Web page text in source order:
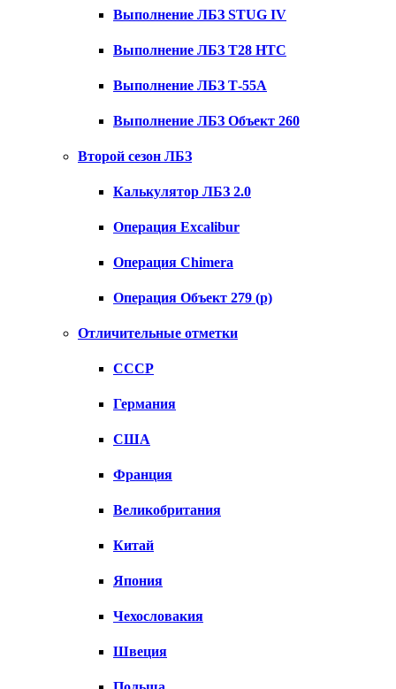
Выполнение ЛБЗ STUG IV
Выполнение ЛБЗ T28 HTC
Выполнение ЛБЗ Т-55А
Выполнение ЛБЗ Объект 260
Второй сезон ЛБЗ
Калькулятор ЛБЗ 2.0
Операция Excalibur
Операция Chimera
Операция Объект 279 (р)
Отличительные отметки
СССР
Германия
США
Франция
Великобритания
Китай
Япония
Чехословакия
Швеция